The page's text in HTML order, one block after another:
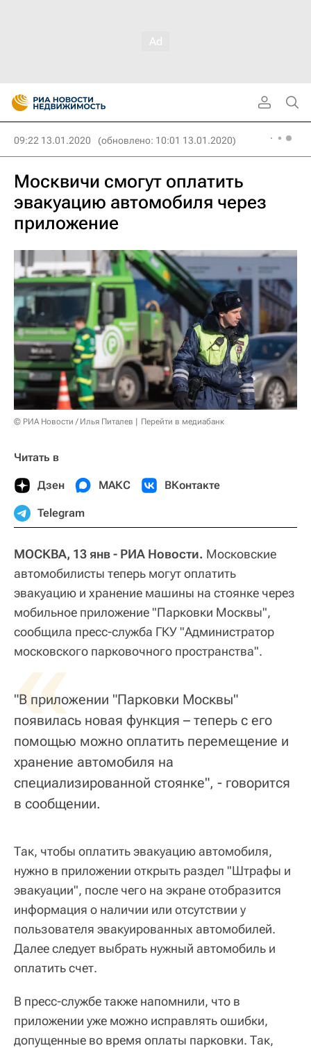
09:22 13.01.2020 (обновлено: 10:01 13.01.2020)
Москвичи смогут оплатить
эвакуацию автомобиля через
приложение
© РИА Новости / Илья Питалев Перейти в медиабанк
Читать в
Дзен МАКС ВКонтакте
Telegram
МОСКВА, 13 янв - РИА Новости. Московские
автомобилисты теперь могут оплатить
эвакуацию и хранение машины на стоянке через
мобильное приложение "Парковки Москвы",
сообщила пресс-служба ГКУ "Администратор
московского парковочного пространства".
«
"В приложении "Парковки Москвы"
появилась новая функция – теперь с его
помощью можно оплатить перемещение и
хранение автомобиля на
специализированной стоянке", - говорится
в сообщении.
Так, чтобы оплатить эвакуацию автомобиля,
нужно в приложении открыть раздел "Штрафы и
эвакуации", после чего на экране отобразится
информация о наличии или отсутствии у
пользователя эвакуированных автомобилей.
Далее следует выбрать нужный автомобиль и
оплатить счет.
В пресс-службе также напомнили, что в
приложении уже можно исправлять ошибки,
допущенные во время оплаты парковки. Так,